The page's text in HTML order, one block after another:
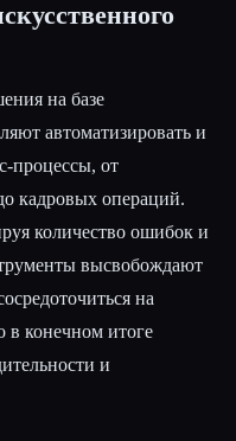
на базе
автоматизировать и
процессы, от
кадровых операций.
количество ошибок и
высвобождают
на
в конечном итоге
и